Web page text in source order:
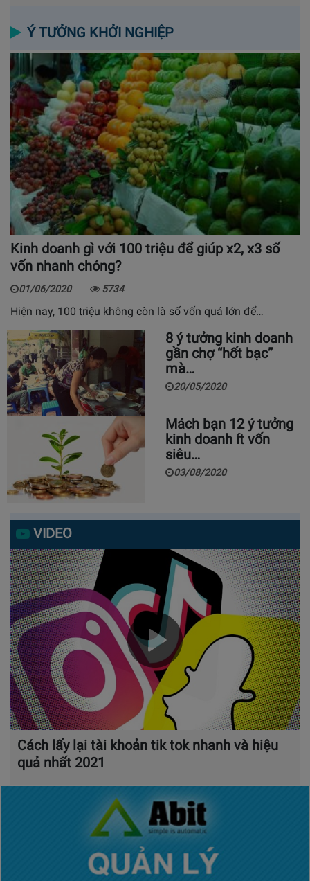
Ý TƯỞNG KHỞI NGHIỆP
Kinh doanh gì với 100 triệu để giúp x2, x3 số
vốn nhanh chóng?
01/06/2020 5734
Hiện nay, 100 triệu không còn là số vốn quá lớn để…
8 ý tưởng kinh doanh
gần chợ “hốt bạc”
mà…
20/05/2020
Mách bạn 12 ý tưởng
kinh doanh ít vốn
siêu…
03/08/2020
VIDEO
Cách lấy lại tài khoản tik tok nhanh và hiệu
quả nhất 2021